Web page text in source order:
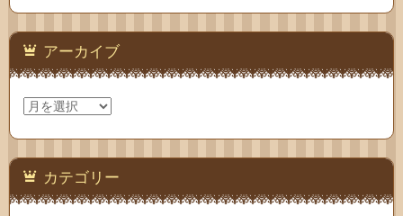
アーカイブ
ア
ー
カ
イ
ブ カテゴリー